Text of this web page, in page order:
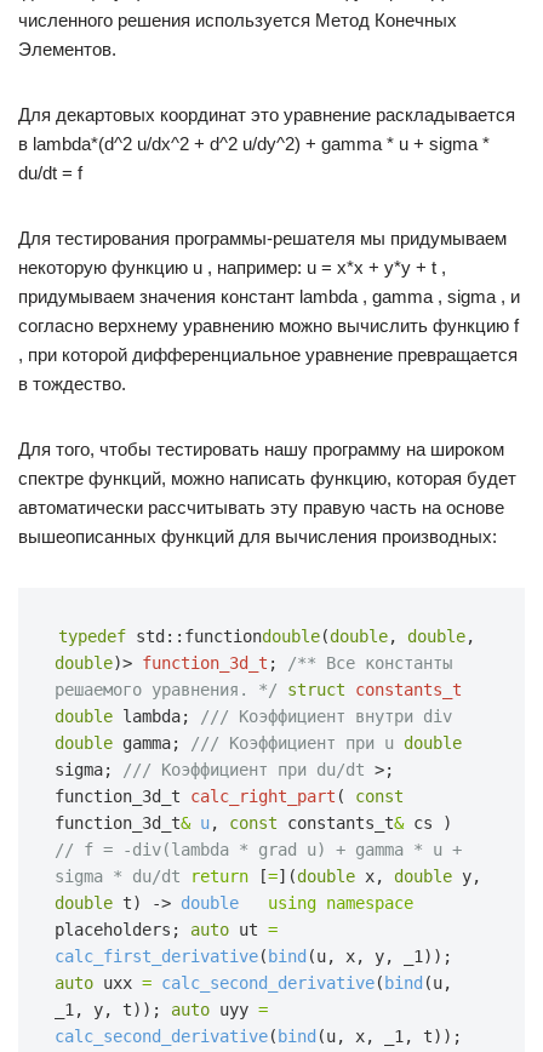
численного решения используется Метод Конечных
Элементов.
Для декартовых координат это уравнение раскладывается
в lambda*(d^2 u/dx^2 + d^2 u/dy^2) + gamma * u + sigma *
du/dt = f
Для тестирования программы-решателя мы придумываем
некоторую функцию u , например: u = x*x + y*y + t ,
придумываем значения констант lambda , gamma , sigma , и
согласно верхнему уравнению можно вычислить функцию f
, при которой дифференциальное уравнение превращается
в тождество.
Для того, чтобы тестировать нашу программу на широком
спектре функций, можно написать функцию, которая будет
автоматически рассчитывать эту правую часть на основе
вышеописанных функций для вычисления производных:
typedef std::functiondouble(double, double,
double)> function_3d_t ;
/** Все константы
решаемого уравнения. */
struct
constants_t
double lambda;
/// Коэффициент внутри div
double gamma; /// Коэффициент при u
double
sigma;
/// Коэффициент при du/dt >;
function_3d_t
calc_right_part (
const
function_3d_t& u, const constants_t& cs
// f = -div(lambda * grad u) + gamma * u +
sigma * du/dt
return [=](double x, double y,
double t) -> double
using namespace
placeholders;
auto ut =
calc_first_derivative( bind (u, x, y, _1));
auto uxx = calc_second_derivative( bind (u,
_1, y, t));
auto uyy =
calc_second_derivative( bind (u, x, _1, t));